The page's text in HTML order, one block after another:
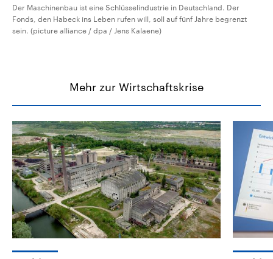
Der Maschinenbau ist eine Schlüsselindustrie in Deutschland. Der
Fonds, den Habeck ins Leben rufen will, soll auf fünf Jahre begrenzt
sein. (picture alliance / dpa / Jens Kalaene)
Mehr zur Wirtschaftskrise